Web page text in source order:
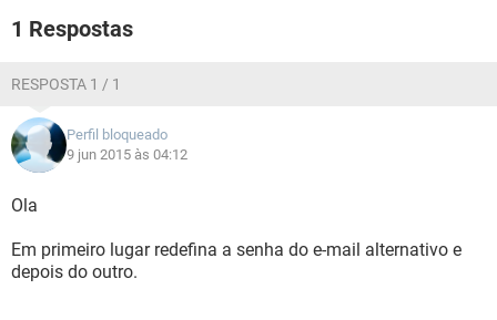
1 Respostas
RESPOSTA 1 / 1
Perfil bloqueado
9 jun 2015 às 04:12
Ola
Em primeiro lugar redefina a senha do e-mail alternativo e
depois do outro.